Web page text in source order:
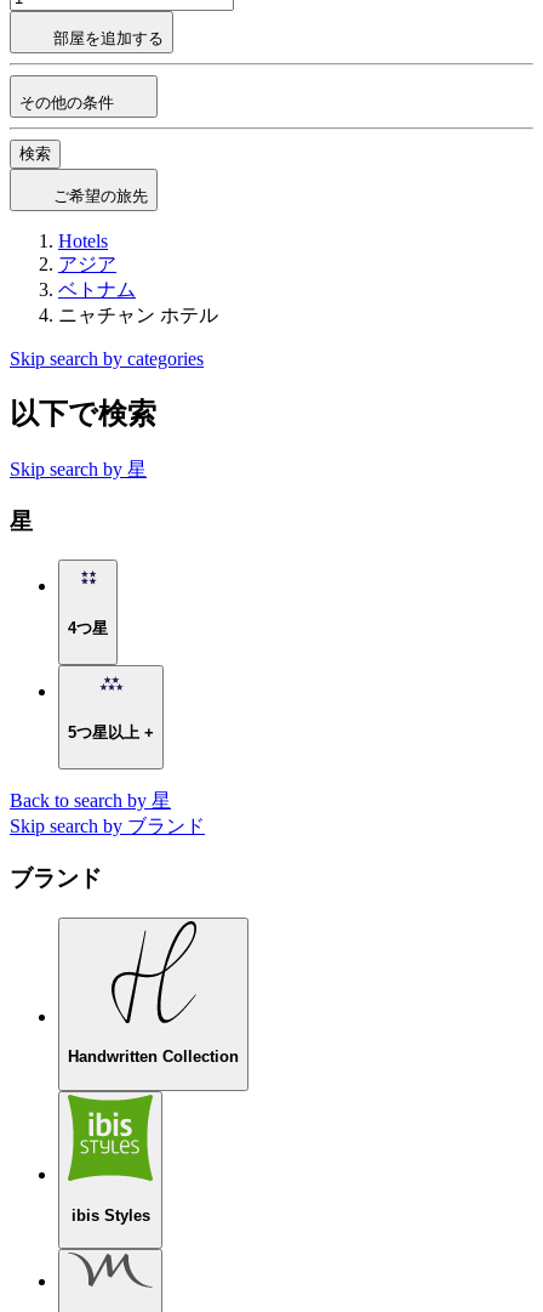
部屋を追加する
その他の条件
検索
ご希望の旅先
Hotels
アジア
ベトナム
ニャチャン ホテル
Skip search by categories
以下で検索
Skip search by 星
星
4つ星
5つ星以上 +
Back to search by 星
Skip search by ブランド
ブランド
Handwritten Collection
ibis Styles